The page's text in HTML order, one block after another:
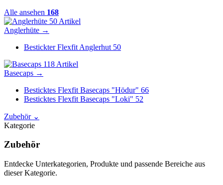
Alle ansehen 168
50 Artikel
Anglerhüte →
Bestickter Flexfit Anglerhut 50
118 Artikel
Basecaps →
Besticktes Flexfit Basecaps "Hödur" 66
Besticktes Flexfit Basecaps "Loki" 52
Zubehör ⌄
Kategorie
Zubehör
Entdecke Unterkategorien, Produkte und passende Bereiche aus
dieser Kategorie.